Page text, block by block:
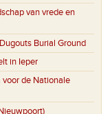
van vrede en
Burial Ground
in Ieper
de Nationale